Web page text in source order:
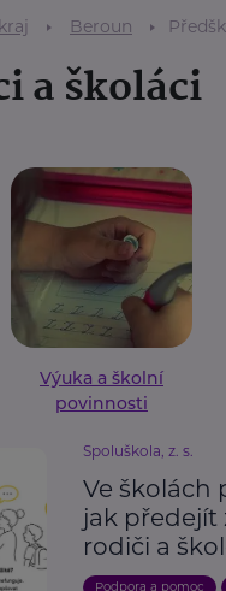
Beroun
a školáci
Výuka a školní
povinnosti
Spoluškola, z. s.
Ve školách
jak
rodiči a
Podpora a pomoc